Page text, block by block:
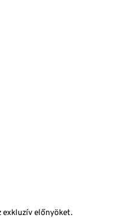
exkluzív előnyöket.